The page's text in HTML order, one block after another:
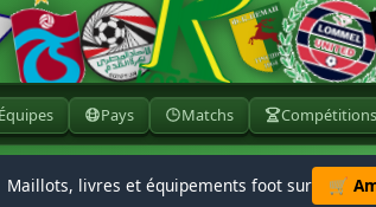
Équipes Pays Matchs Compétitions
Maillots, livres et équipements foot sur 🛒